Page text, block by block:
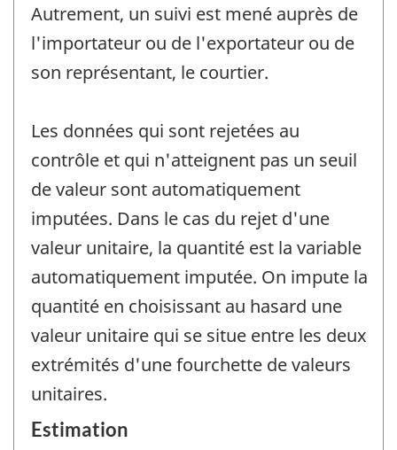
Autrement, un suivi est mené auprès de
l'importateur ou de l'exportateur ou de
son représentant, le courtier.
Les données qui sont rejetées au
contrôle et qui n'atteignent pas un seuil
de valeur sont automatiquement
imputées. Dans le cas du rejet d'une
valeur unitaire, la quantité est la variable
automatiquement imputée. On impute la
quantité en choisissant au hasard une
valeur unitaire qui se situe entre les deux
extrémités d'une fourchette de valeurs
unitaires.
Estimation